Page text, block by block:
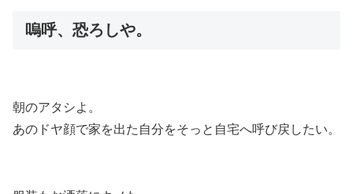
嗚呼、恐ろしや。
朝のアタシよ。
あのドヤ顔で家を出た自分をそっと自宅へ呼び戻したい。